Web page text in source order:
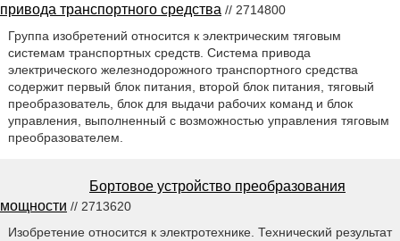
привода транспортного средства // 2714800
Группа изобретений относится к электрическим тяговым
системам транспортных средств. Система привода
электрического железнодорожного транспортного средства
содержит первый блок питания, второй блок питания, тяговый
преобразователь, блок для выдачи рабочих команд и блок
управления, выполненный с возможностью управления тяговым
преобразователем.
Бортовое устройство преобразования
мощности // 2713620
Изобретение относится к электротехнике. Технический результат